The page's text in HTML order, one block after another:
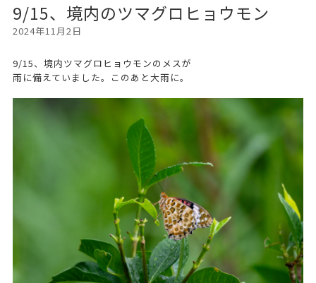
9/15、境内のツマグロヒョウモン
2024年11月2日
9/15、境内ツマグロヒョウモンのメスが
雨に備えていました。このあと大雨に。